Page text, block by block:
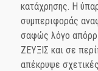
κατάχρησης. Η
συμπεριφοράς
σαφώς λόγο
ΖΕΥΞΙΣ και σε
απέκρυψε